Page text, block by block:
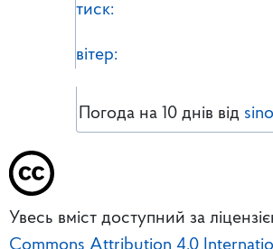
тиск:
вітер:
Погода на 10 днів від
Увесь вміст доступний за